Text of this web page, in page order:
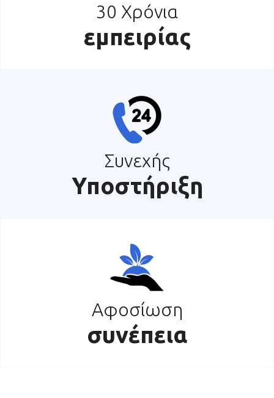
30 Χρόνια
εμπειρίας
Συνεχής
Υποστήριξη
Αφοσίωση
συνέπεια